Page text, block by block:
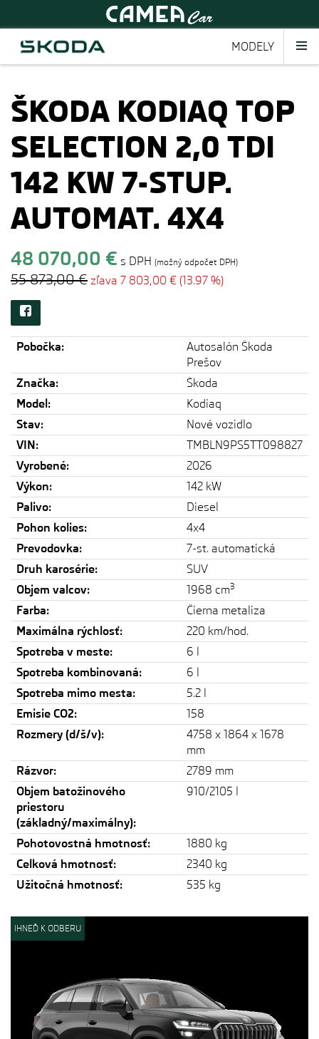
MODELY
ŠKODA KODIAQ TOP
SELECTION 2,0 TDI
142 KW 7-STUP.
AUTOMAT. 4X4
48 070,00 € s DPH (možný odpočet DPH)
55 873,00 € zľava 7 803,00 € (13.97 %)
Pobočka:
Autosalón Škoda
Prešov
Značka:
Škoda
Model:
Kodiaq
Stav:
Nové vozidlo
VIN:
TMBLN9PS5TT098827
Vyrobené:
2026
Výkon:
142 kW
Palivo:
Diesel
Pohon kolies:
4x4
Prevodovka:
7-st. automatická
Druh karosérie:
SUV
Objem valcov:
1968 cm3
Farba:
Čierna metalíza
Maximálna rýchlosť:
220 km/hod.
Spotreba v meste:
6 l
Spotreba kombinovaná:
6 l
Spotreba mimo mesta:
5.2 l
Emisie CO2:
158
Rozmery (d/š/v):
4758 x 1864 x 1678
mm
Rázvor:
2789 mm
Objem batožinového
priestoru
(základný/maximálny):
910/2105 l
Pohotovostná hmotnosť:
1880 kg
Celková hmotnosť:
2340 kg
Užitočná hmotnosť:
535 kg
IHNEĎ K ODBERU